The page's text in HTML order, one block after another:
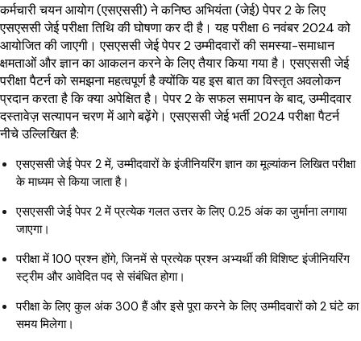
कर्मचारी चयन आयोग (एसएससी) ने कनिष्ठ अभियंता (जेई) पेपर 2 के लिए
एसएससी जेई परीक्षा तिथि की घोषणा कर दी है। यह परीक्षा 6 नवंबर 2024 को
आयोजित की जाएगी। एसएससी जेई पेपर 2 उम्मीदवारों की समस्या-समाधान
क्षमताओं और ज्ञान का आकलन करने के लिए तैयार किया गया है। एसएससी जेई
परीक्षा पैटर्न को समझना महत्वपूर्ण है क्योंकि यह इस बात का विस्तृत अवलोकन
प्रदान करता है कि क्या अपेक्षित है। पेपर 2 के सफल समापन के बाद, उम्मीदवार
दस्तावेज़ सत्यापन चरण में आगे बढ़ेंगे। एसएससी जेई भर्ती 2024 परीक्षा पैटर्न
नीचे उल्लिखित है:
एसएससी जेई पेपर 2 में, उम्मीदवारों के इंजीनियरिंग ज्ञान का मूल्यांकन लिखित परीक्षा
के माध्यम से किया जाता है।
एसएससी जेई पेपर 2 में प्रत्येक गलत उत्तर के लिए 0.25 अंक का जुर्माना लगाया
जाएगा।
परीक्षा में 100 प्रश्न होंगे, जिनमें से प्रत्येक प्रश्न अभ्यर्थी की विशिष्ट इंजीनियरिंग
स्ट्रीम और आवेदित पद से संबंधित होगा।
परीक्षा के लिए कुल अंक 300 हैं और इसे पूरा करने के लिए उम्मीदवारों को 2 घंटे का
समय मिलेगा।